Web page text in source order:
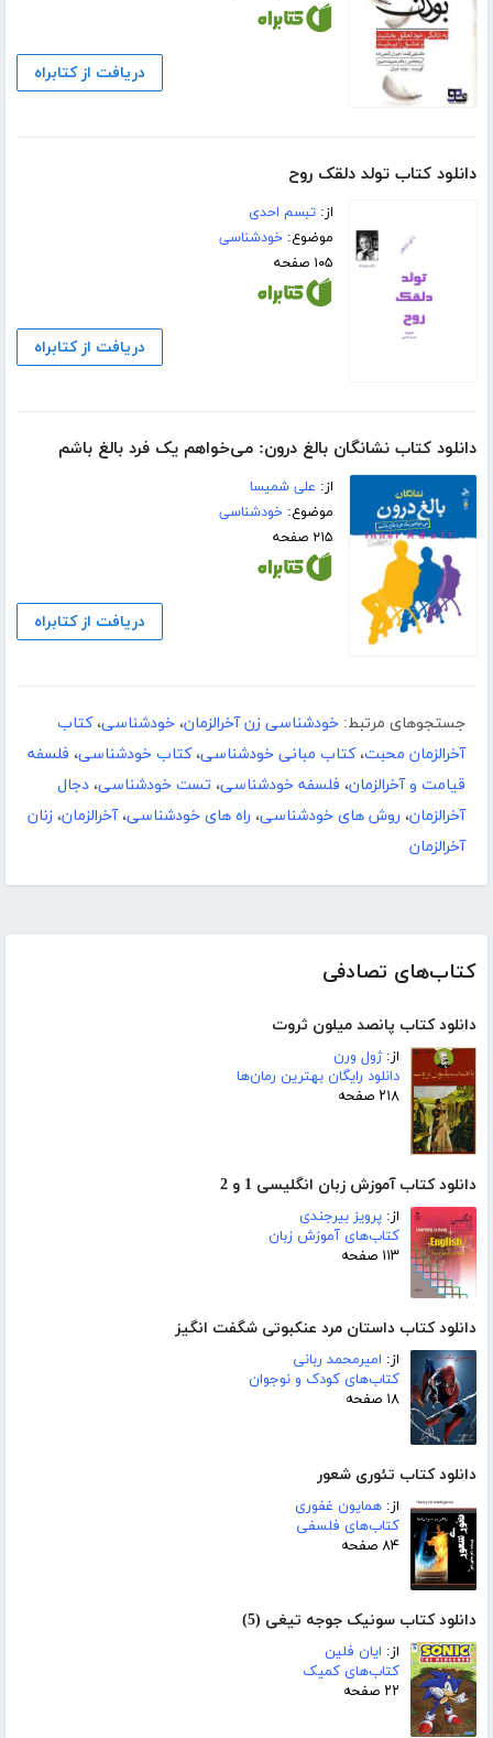
کتاب‌های تصادفی
دانلود کتاب پانصد میلون ثروت
از:ژول ورن
دانلود رایگان بهترین رمان‌ها
۲۱۸ صفحه
دانلود کتاب آموزش زبان انگلیسی 1 و 2
از: پرویز بیرجندی
کتاب‌های آموزش زبان
۱۱۳ صفحه
دانلود کتاب داستان مرد عنکبوتی شگفت انگیز
از: امیرمحمد ربانی
کتاب‌های کودک و نوجوان
۱۸ صفحه
دانلود کتاب تئوری شعور
از: همایون غفوری
کتاب‌های فلسفی
۸۴ صفحه
دانلود کتاب سونیک جوجه تیغی (5)
از: ایان فلین
کتاب‌های کمیک
۲۲ صفحه
دریافت از کتابراه
دانلود کتاب تولد دلقک روح
از:تبسم احدی
موضوع:خودشناسی
۱۰۵ صفحه
دریافت از کتابراه
دانلود کتاب نشانگان بالغ درون: می‌خواهم یک فرد بالغ باشم
از: علی شمیسا
موضوع:خودشناسی
۲۱۵ صفحه
دریافت از کتابراه
جستجوهای مرتبط: خودشناسی زن آخرالزمان، خودشناسی،کتاب
آخرالزمان محبت،کتاب مبانی خودشناسی،کتاب خودشناسی، فلسفه
قیامت و آخرالزمان، فلسفه خودشناسی، تست خودشناسی، دجال
آخرالزمان، روش های خودشناسی، راه های خودشناسی،آخرالزمان، زنان
آخرالزمان